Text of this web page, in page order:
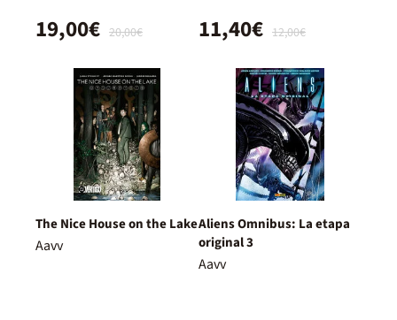
20,00€
19,00€ 12,00€
11,40€
The Nice House on the Lake
Aavv
Aliens Omnibus: La etapa
original 3
Aavv